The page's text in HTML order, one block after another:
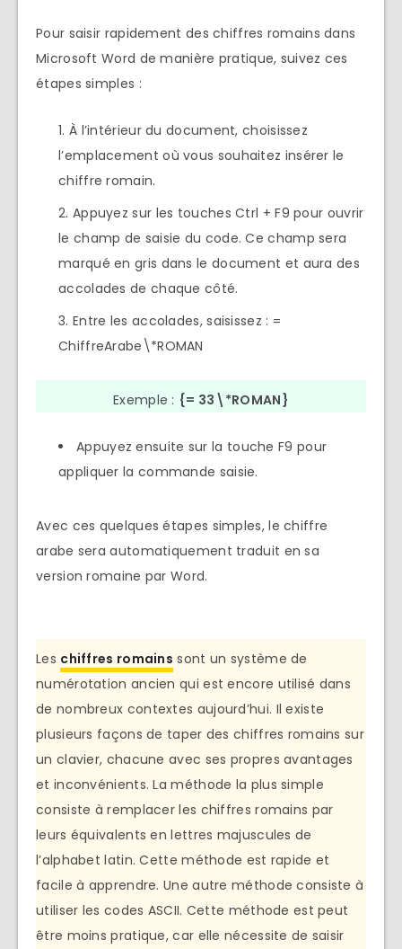
Pour saisir rapidement des chiffres romains dans
Microsoft Word de manière pratique, suivez ces
étapes simples :
À l’intérieur du document, choisissez
l’emplacement où vous souhaitez insérer le
chiffre romain.
Appuyez sur les touches Ctrl + F9 pour ouvrir
le champ de saisie du code. Ce champ sera
marqué en gris dans le document et aura des
accolades de chaque côté.
Entre les accolades, saisissez : =
ChiffreArabe\*ROMAN
Exemple : {= 33\*ROMAN}
Appuyez ensuite sur la touche F9 pour
appliquer la commande saisie.
Avec ces quelques étapes simples, le chiffre
arabe sera automatiquement traduit en sa
version romaine par Word.
Les chiffres romains sont un système de
numérotation ancien qui est encore utilisé dans
de nombreux contextes aujourd’hui. Il existe
plusieurs façons de taper des chiffres romains sur
un clavier, chacune avec ses propres avantages
et inconvénients. La méthode la plus simple
consiste à remplacer les chiffres romains par
leurs équivalents en lettres majuscules de
l’alphabet latin. Cette méthode est rapide et
facile à apprendre. Une autre méthode consiste à
utiliser les codes ASCII. Cette méthode est peut
être moins pratique, car elle nécessite de saisir